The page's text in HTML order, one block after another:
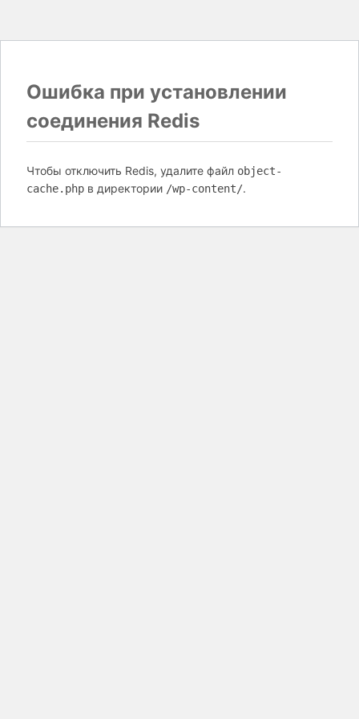
Ошибка при установлении
соединения Redis
Чтобы отключить Redis, удалите файл object-
cache.php в директории /wp-content/.